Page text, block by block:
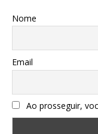
Nome
Email
Ao prosseguir,